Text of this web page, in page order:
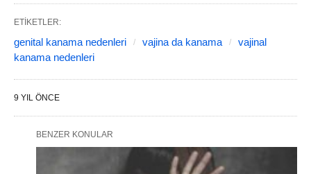
ETIKETLER:
genital kanama nedenleri vajina da kanama
vajinal
kanama nedenleri
9 YIL ÖNCE
BENZER KONULAR